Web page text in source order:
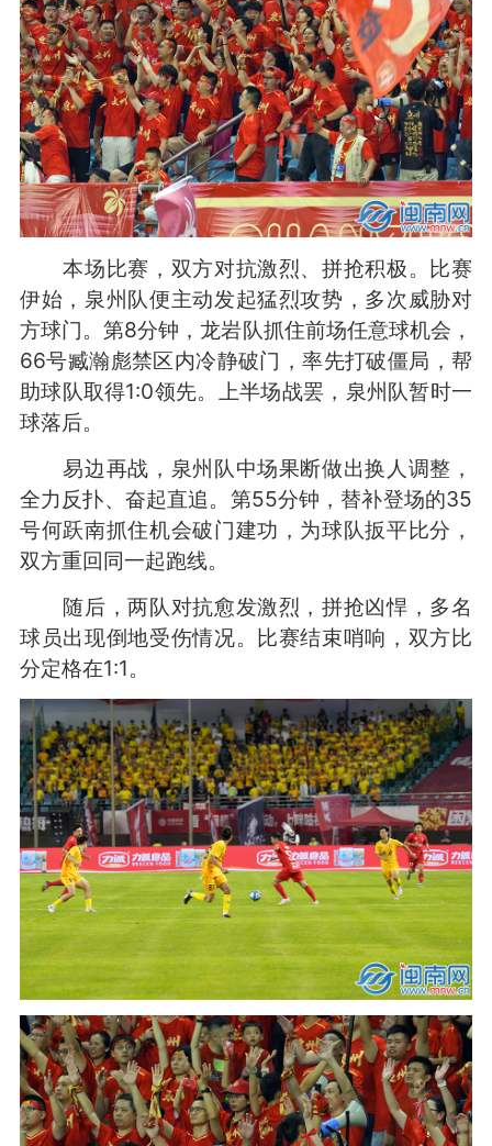
本场比赛，双方对抗激烈、拼抢积极。比赛
伊始，泉州队便主动发起猛烈攻势，多次威胁对
方球门。第8分钟，龙岩队抓住前场任意球机会，
66号臧瀚彪禁区内冷静破门，率先打破僵局，帮
助球队取得1:0领先。上半场战罢，泉州队暂时一
球落后。
易边再战，泉州队中场果断做出换人调整，
全力反扑、奋起直追。第55分钟，替补登场的35
号何跃南抓住机会破门建功，为球队扳平比分，
双方重回同一起跑线。
随后，两队对抗愈发激烈，拼抢凶悍，多名
球员出现倒地受伤情况。比赛结束哨响，双方比
分定格在1:1。